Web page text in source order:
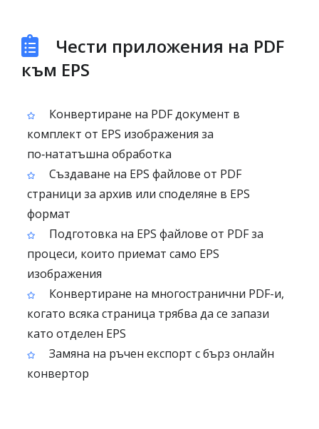
Чести приложения на PDF
към EPS
Конвертиране на PDF документ в
комплект от EPS изображения за
по‑нататъшна обработка
Създаване на EPS файлове от PDF
страници за архив или споделяне в EPS
формат
Подготовка на EPS файлове от PDF за
процеси, които приемат само EPS
изображения
Конвертиране на многостранични PDF-и,
когато всяка страница трябва да се запази
като отделен EPS
Замяна на ръчен експорт с бърз онлайн
конвертор